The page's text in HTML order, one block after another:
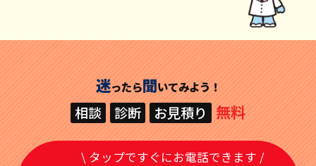
迷ったら聞いてみよう！
相談 診断 お見積り 無料
\ タップですぐにお電話できます /